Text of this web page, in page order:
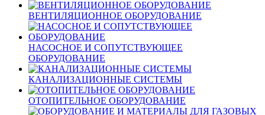
ВЕНТИЛЯЦИОННОЕ ОБОРУДОВАНИЕ
НАСОСНОЕ И СОПУТСТВУЮЩЕЕ
ОБОРУДОВАНИЕ
КАНАЛИЗАЦИОННЫЕ СИСТЕМЫ
ОТОПИТЕЛЬНОЕ ОБОРУДОВАНИЕ